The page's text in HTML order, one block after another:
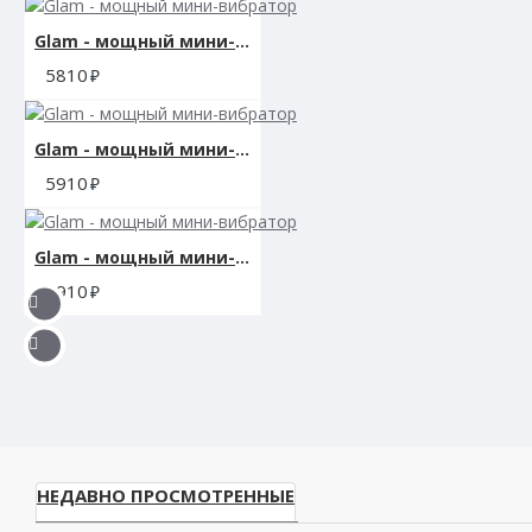
Функциональность: 10 режимов вибрации,
Размер упаковки: 6,25 x 10,25 x 17,35 см.
Гарантия: 1 год
Glam - мощный мини-вибратор
5810
Glam - мощный мини-вибратор
5910
Glam - мощный мини-вибратор
5910
НЕДАВНО ПРОСМОТРЕННЫЕ